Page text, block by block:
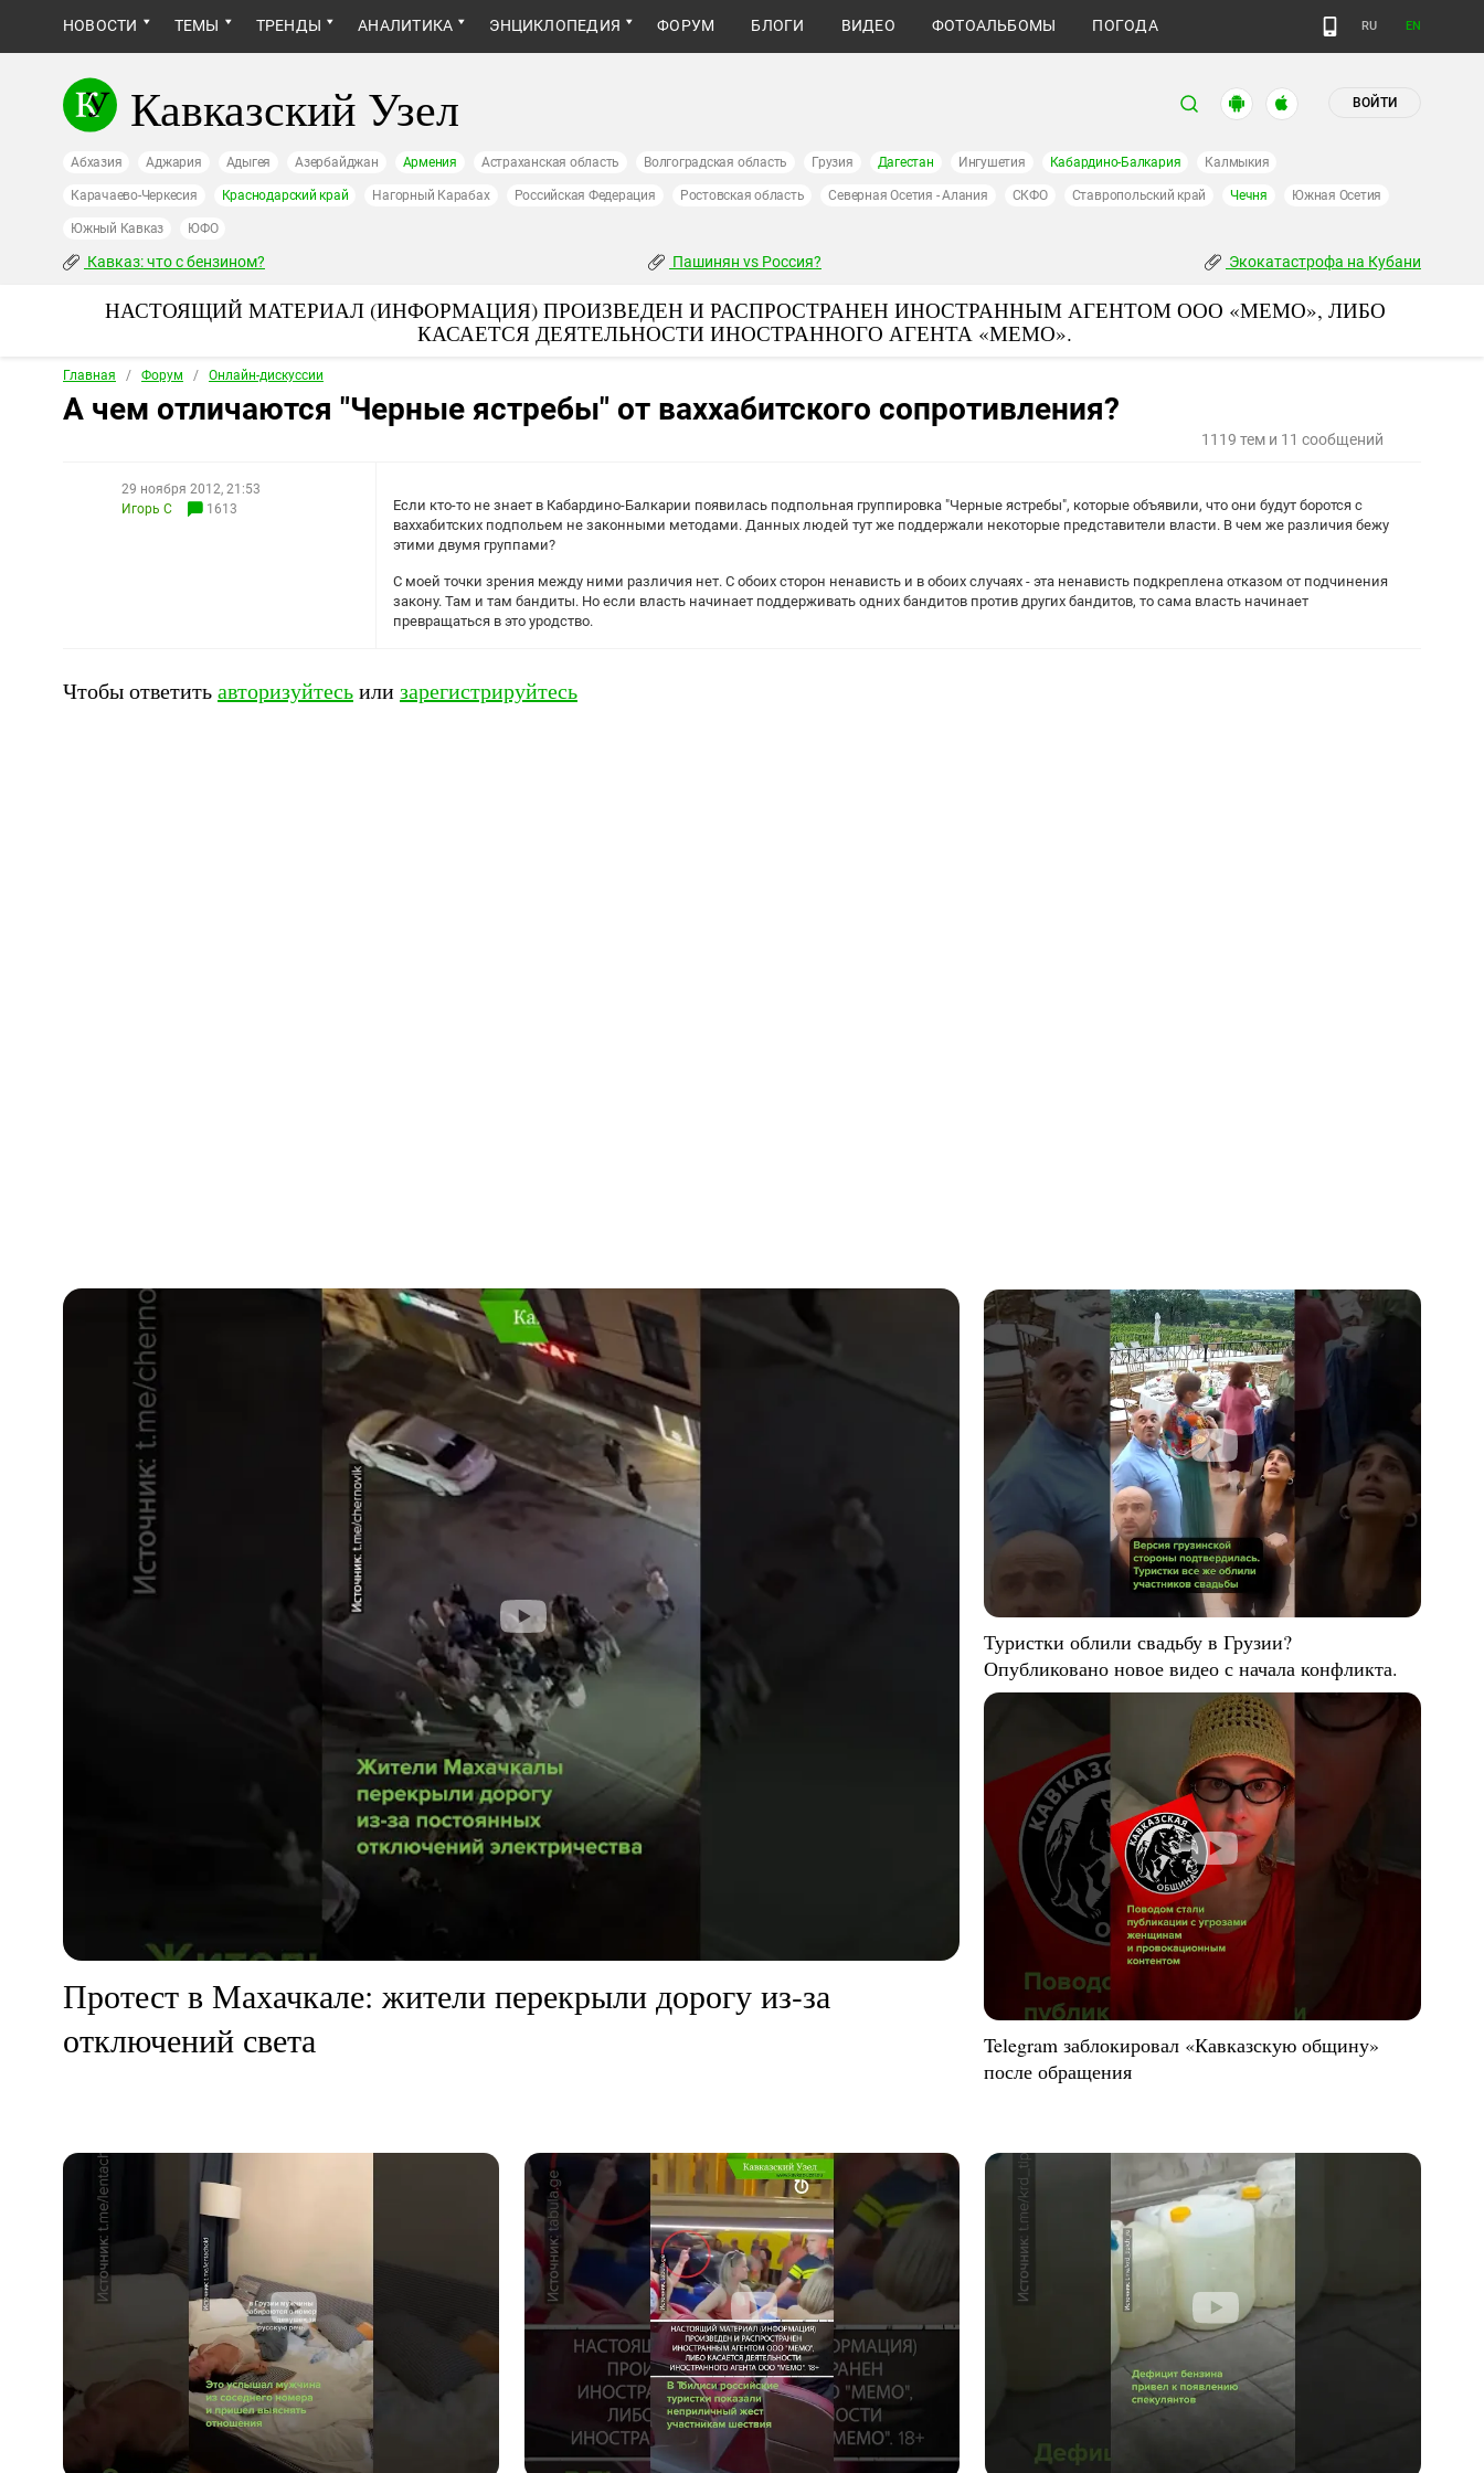
НОВОСТИ ТЕМЫ ТРЕНДЫ АНАЛИТИКА ЭНЦИКЛОПЕДИЯ ФОРУМ БЛОГИ ВИДЕО ФОТОАЛЬБОМЫ ПОГОДА RU EN
Кавказский Узел ВОЙТИ
Абхазия Аджария Адыгея Азербайджан Армения Астраханская область Волгоградская область Грузия Дагестан Ингушетия Кабардино-Балкария Калмыкия
Карачаево-Черкесия Краснодарский край Нагорный Карабах Российская Федерация Ростовская область Северная Осетия - Алания СКФО Ставропольский край Чечня Южная Осетия
Южный Кавказ ЮФО
Кавказ: что с бензином? Пашинян vs Россия? Экокатастрофа на Кубани
НАСТОЯЩИЙ МАТЕРИАЛ (ИНФОРМАЦИЯ) ПРОИЗВЕДЕН И РАСПРОСТРАНЕН ИНОСТРАННЫМ АГЕНТОМ ООО «МЕМО», ЛИБО
КАСАЕТСЯ ДЕЯТЕЛЬНОСТИ ИНОСТРАННОГО АГЕНТА «МЕМО».
Главная / Форум / Онлайн-дискуссии
А чем отличаются "Черные ястребы" от ваххабитского сопротивления?
1119 тем и 11 сообщений
29 ноября 2012, 21:53
Игорь С
1613
Если кто-то не знает в Кабардино-Балкарии появилась подпольная группировка "Черные ястребы", которые объявили, что они будут боротся с
ваххабитских подпольем не законными методами. Данных людей тут же поддержали некоторые представители власти. В чем же различия бежу
этими двумя группами?
С моей точки зрения между ними различия нет. С обоих сторон ненависть и в обоих случаях - эта ненависть подкреплена отказом от подчинения
закону. Там и там бандиты. Но если власть начинает поддерживать одних бандитов против других бандитов, то сама власть начинает
превращаться в это уродство.
Чтобы ответитьавторизуйтесьилизарегистрируйтесь
Протест в Махачкале: жители перекрыли дорогу из-за
отключений света
Туристки облили свадьбу в Грузии?
Опубликовано новое видео с начала конфликта.
Telegram заблокировал «Кавказскую общину»
после обращения